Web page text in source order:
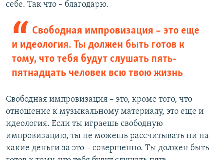
себе. Так что – благодарю.
Свободная импровизация – это еще
и идеология. Ты должен быть готов к
тому, что тебя будут слушать пять-
пятнадцать человек всю твою жизнь
Свободная импровизация – это, кроме того, что
отношение к музыкальному материалу, это еще и
идеология. Если ты играешь свободную
импровизацию, ты не можешь рассчитывать ни на
какие деньги за это – совершенно. Ты должен быть